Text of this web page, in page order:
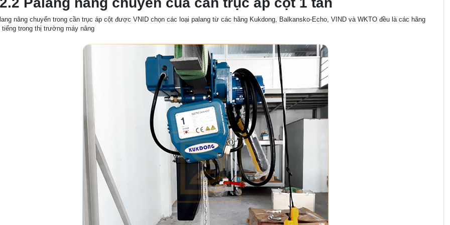
nâng chuyển trong cần trục áp cột được VNID chọn các loại palang từ các hãng Kukdong, Balkansko-Echo, VIND và WKTO đều là các hãng
tiếng trong thị trường máy nâng